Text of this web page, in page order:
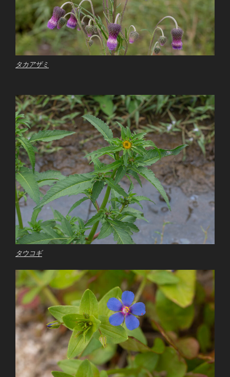
タカアザミ
タウコギ